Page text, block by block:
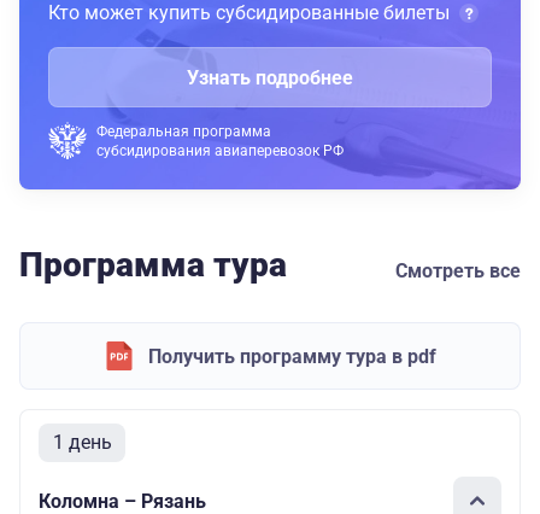
Кто может купить субсидированные билеты
Узнать подробнее
Федеральная программа
субсидирования авиаперевозок РФ
Программа тура Смотреть все
Получить программу тура в pdf
1 день
Коломна – Рязань